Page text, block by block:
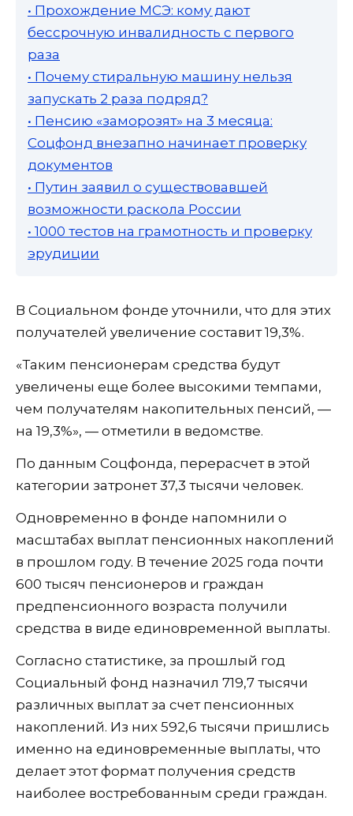
• Прохождение МСЭ: кому дают
бессрочную инвалидность с первого
раза
• Почему стиральную машину нельзя
запускать 2 раза подряд?
• Пенсию «заморозят» на 3 месяца:
Соцфонд внезапно начинает проверку
документов
• Путин заявил о существовавшей
возможности раскола России
• 1000 тестов на грамотность и проверку
эрудиции
В Социальном фонде уточнили, что для этих
получателей увеличение составит 19,3%.
«Таким пенсионерам средства будут
увеличены еще более высокими темпами,
чем получателям накопительных пенсий, —
на 19,3%», — отметили в ведомстве.
По данным Соцфонда, перерасчет в этой
категории затронет 37,3 тысячи человек.
Одновременно в фонде напомнили о
масштабах выплат пенсионных накоплений
в прошлом году. В течение 2025 года почти
600 тысяч пенсионеров и граждан
предпенсионного возраста получили
средства в виде единовременной выплаты.
Согласно статистике, за прошлый год
Социальный фонд назначил 719,7 тысячи
различных выплат за счет пенсионных
накоплений. Из них 592,6 тысячи пришлись
именно на единовременные выплаты, что
делает этот формат получения средств
наиболее востребованным среди граждан.